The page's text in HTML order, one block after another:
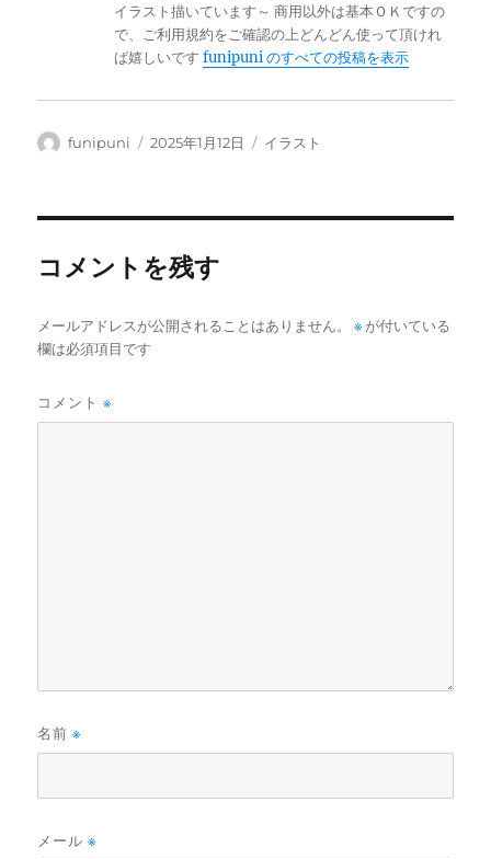
イラスト描いています～ 商用以外は基本ＯＫですの
で、ご利用規約をご確認の上どんどん使って頂けれ
ば嬉しいですfunipuni のすべての投稿を表示
投
funipuni
投
2025年1月12日
カ
イラスト
コメントを残す
メールアドレスが公開されることはありません。 ※ が付いている
欄は必須項目です
コメント※
名前※
メール※